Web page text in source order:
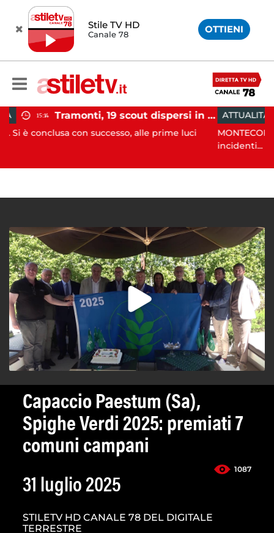
Stile TV HD
Canale 78 OTTIENI
Tramonti, 19 scout dispersi in montagna salvati dai vigili del fuoco
successo, alle prime luci
ATTUALITÀ 12:55
MONTECORICE. Non solo
Capaccio Paestum (Sa),
Spighe Verdi 2025: premiati 7
comuni campani
1087
31 luglio 2025
STILETV HD CANALE 78 DEL DIGITALE
TERRESTRE